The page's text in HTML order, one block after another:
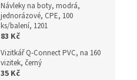
Návleky na boty, modrá,
jednorázové, CPE, 100
ks/balení, 1201
83 Kč
Vizitkář Q-Connect PVC, na 160
vizitek, černý
35 Kč